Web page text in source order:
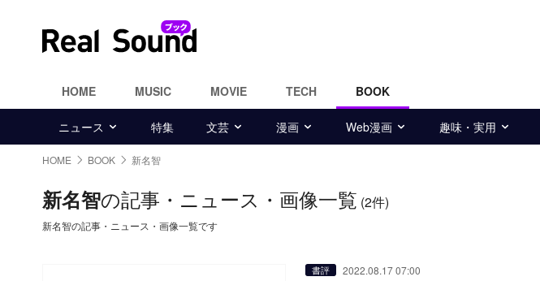
HOME MUSIC MOVIE TECH BOOK
ニュース 特集 文芸 漫画 Web漫画 趣味・実用
HOME BOOK 新名智
新名智の記事・ニュース・画像一覧 (2件)
新名智の記事・ニュース・画像一覧です
書評 2022.08.17 07:00